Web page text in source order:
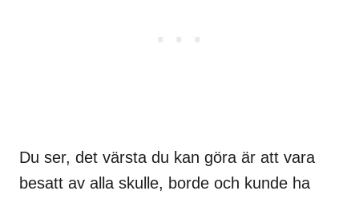
Du ser, det värsta du kan göra är att vara
besatt av alla skulle, borde och kunde ha